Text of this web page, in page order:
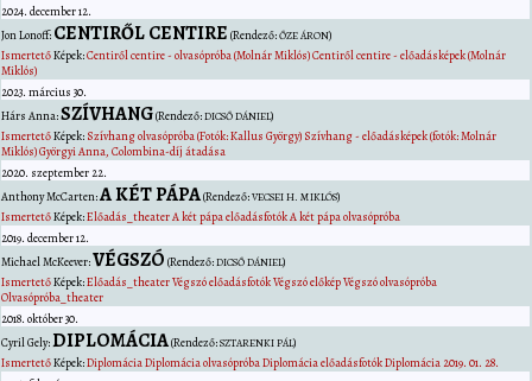
2024. december 12.
JonLonoff: CENTIRŐL CENTIRE (Rendező:ŐZE ÁRON)
IsmertetőKépek:Centiről centire - olvasópróba (Molnár Miklós)Centiről centire - előadásképek (Molnár
Miklós)
2023. március 30.
Hárs Anna:SZÍVHANG(Rendező:DICSŐ DÁNIEL)
IsmertetőKépek: Szívhang olvasópróba (Fotók: Kallus György) Szívhang - előadásképek (fotók: Molnár
Miklós)Györgyi Anna, Colombina-díj átadása
2020. szeptember 22.
AnthonyMcCarten:A KÉT PÁPA(Rendező:VECSEI H. MIKLÓS)
IsmertetőKépek:Előadás_theaterA két pápa előadásfotókA két pápa olvasópróba
2019. december 12.
MichaelMcKeever:VÉGSZÓ (Rendező:DICSŐ DÁNIEL)
IsmertetőKépek:Előadás_theaterVégszó előadásfotókVégszó előképVégszó olvasópróba
Olvasópróba_theater
2018. október 30.
CyrilGely:DIPLOMÁCIA(Rendező:SZTARENKI PÁL)
IsmertetőKépek:DiplomáciaDiplomácia olvasópróbaDiplomácia előadásfotókDiplomácia 2019. 01. 28.